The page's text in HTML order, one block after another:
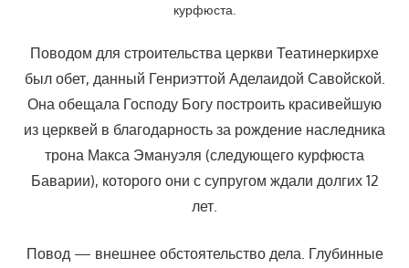
курфюста.
Поводом для строительства церкви Театинеркирхе
был обет, данный Генриэттой Аделаидой Савойской.
Она обещала Господу Богу построить красивейшую
из церквей в благодарность за рождение наследника
трона Макса Эмануэля (следующего курфюста
Баварии), которого они с супругом ждали долгих 12
лет.
Повод — внешнее обстоятельство дела. Глубинные